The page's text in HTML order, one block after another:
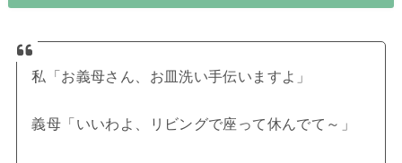
私「お義母さん、お皿洗い手伝いますよ」
義母「いいわよ、リビングで座って休んでて～」